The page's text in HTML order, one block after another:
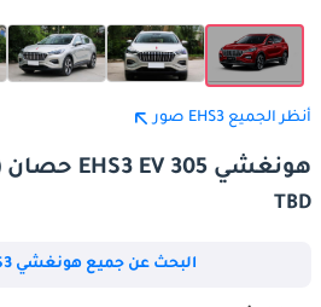
أنظر الجميع EHS3 صور
هونغشي EHS3 EV 305 حصان (AWD)
TBD
البحث عن جميع هونغشي EHS3 للبيع